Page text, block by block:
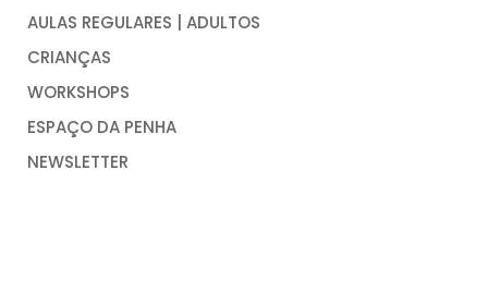
AULAS REGULARES | ADULTOS
CRIANÇAS
WORKSHOPS
ESPAÇO DA PENHA
NEWSLETTER